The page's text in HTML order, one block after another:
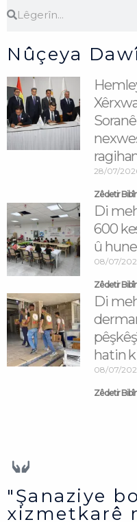
Nûçeya
28/07/
Zêdetir
Di
600
û
08/07/
Zêdetir
Di
hatin
08/07/
Zêdetir
"Şanaziye
xizmetkarê